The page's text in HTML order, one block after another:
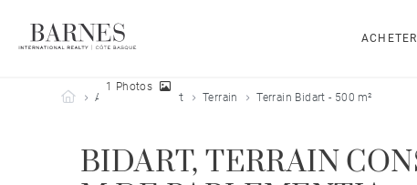
ACHETER
Barnes Côte Basque
Acheter Bidart Terrain Terrain Bidart - 500 m²
1 Photos
BIDART, TERRAIN